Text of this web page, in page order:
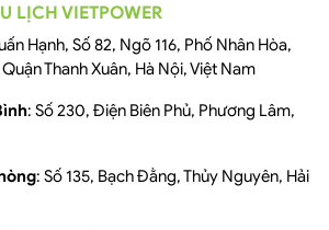
LỊCH VIETPOWER
Hạnh, Số 82, Ngõ 116, Phố Nhân Hòa,
Thanh Xuân, Hà Nội, Việt Nam
: Số 230, Điện Biên Phủ, Phương Lâm,
: Số 135, Bạch Đằng, Thủy Nguyên, Hải